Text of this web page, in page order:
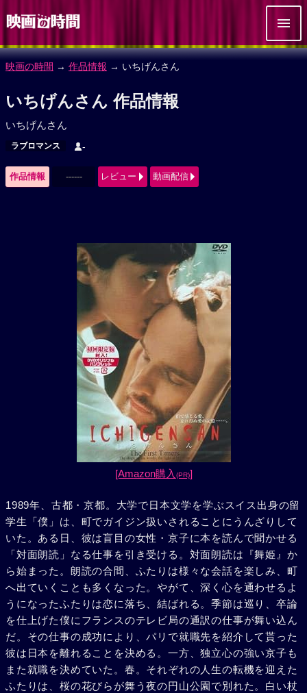
映画の時間 → 作品情報 → いちげんさん
いちげんさん 作品情報
いちげんさん
ラブロマンス -
作品情報 ------ レビュー 動画配信
[Amazon購入 (PR)]
1989年、古都・京都。大学で日本文学を学ぶスイス出身の留
学生「僕」は、町でガイジン扱いされることにうんざりして
いた。ある日、彼は盲目の女性・京子に本を読んで聞かせる
「対面朗読」なる仕事を引き受ける。対面朗読は『舞姫』か
ら始まった。朗読の合間、ふたりは様々な会話を楽しみ、町
へ出ていくことも多くなった。やがて、深く心を通わせるよ
うになったふたりは恋に落ち、結ばれる。季節は巡り、卒論
を仕上げた僕にフランスのテレビ局の通訳の仕事が舞い込ん
だ。その仕事の成功により、パリで就職先を紹介して貰った
彼は日本を離れることを決める。一方、独立心の強い京子も
また就職を決めていた。春。それぞれの人生の転機を迎えた
ふたりは、桜の花びらが舞う夜の円山公園で別れた。白い杖